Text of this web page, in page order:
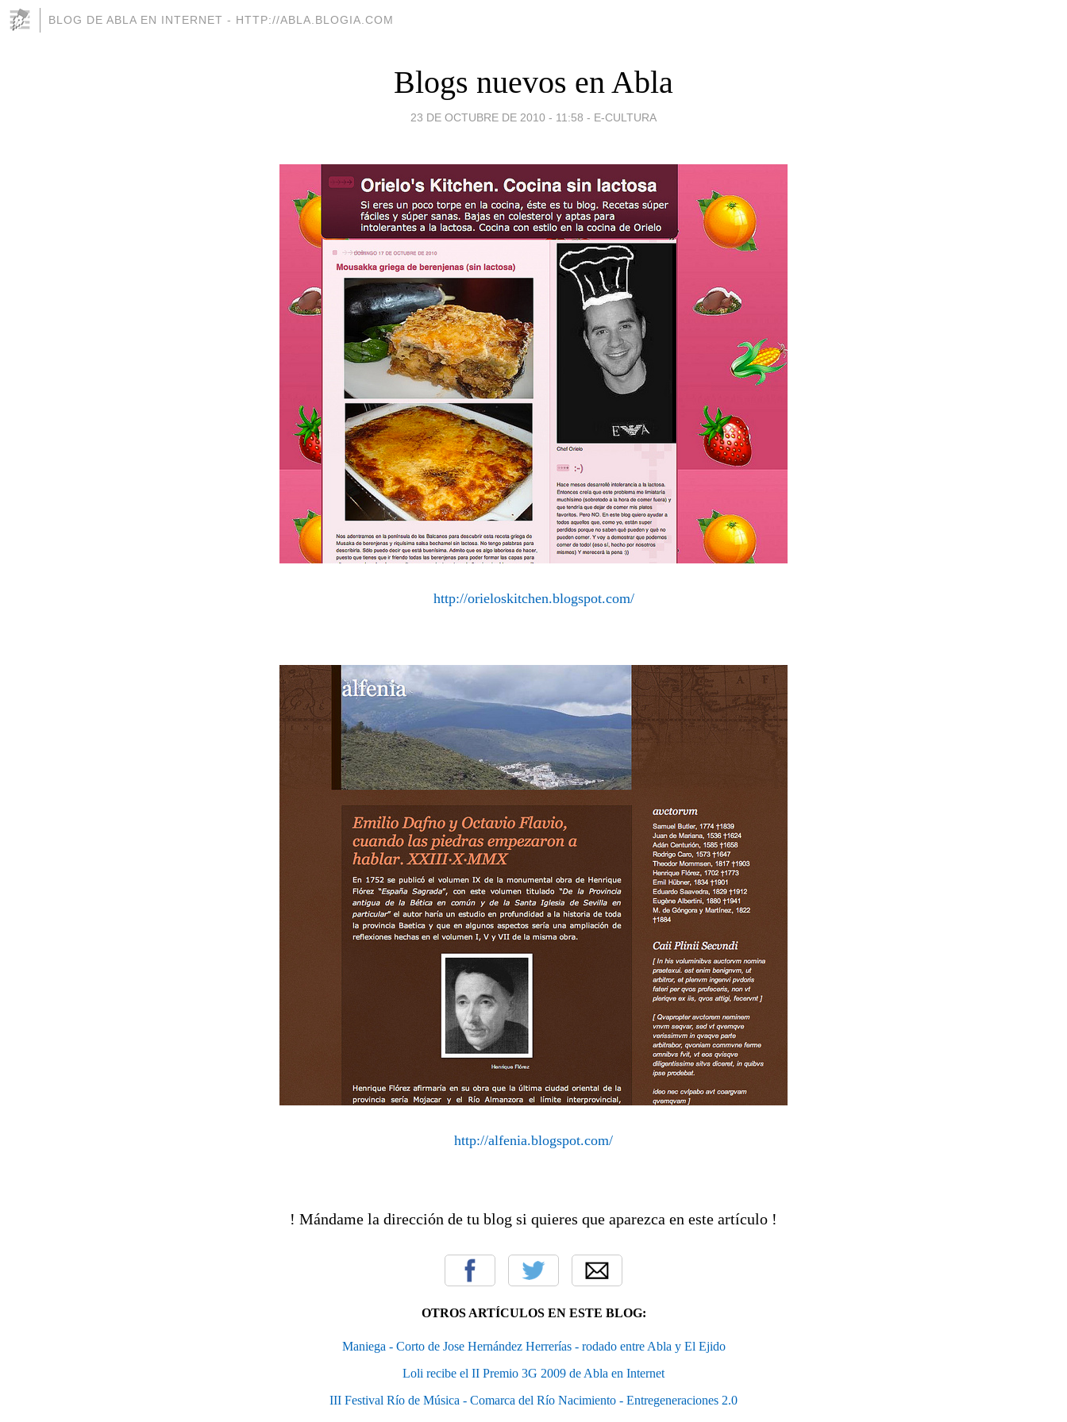
BLOG DE ABLA EN INTERNET - HTTP://ABLA.BLOGIA.COM
Blogs nuevos en Abla
23 DE OCTUBRE DE 2010 - 11:58 - E-CULTURA
http://orieloskitchen.blogspot.com/
http://alfenia.blogspot.com/
! Mándame la dirección de tu blog si quieres que aparezca en este artículo !
OTROS ARTÍCULOS EN ESTE BLOG:
Maniega - Corto de Jose Hernández Herrerías - rodado entre Abla y El Ejido
Loli recibe el II Premio 3G 2009 de Abla en Internet
III Festival Río de Música - Comarca del Río Nacimiento - Entregeneraciones 2.0